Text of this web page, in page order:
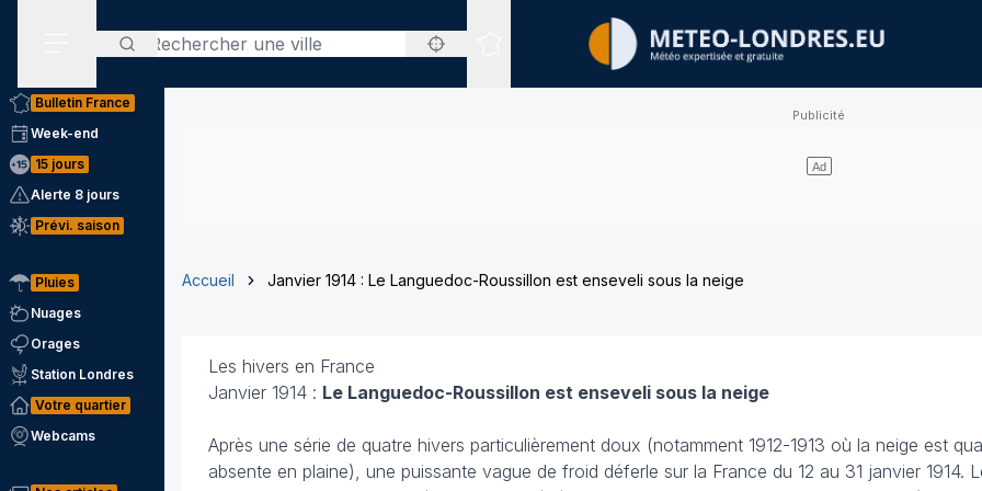
Rechercher
Sites expertisés
Bulletin France
Week-end
15 jours
Alerte 8 jours
Prévi. saison
Pluies
Nuages
Orages
Station Londres
Votre quartier
Webcams
Accueil Janvier 1914 : Le Languedoc-Roussillon est enseveli sous la neige
Les hivers en France
Janvier 1914 : Le Languedoc-Roussillon est enseveli sous la neige
Après une série de quatre hivers particulièrement doux (notamment 1912-1913 où la neige est
absente en plaine), une puissante vague de froid déferle sur la France du 12 au 31 janvier 1914.